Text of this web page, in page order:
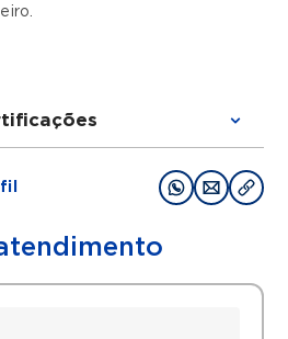
.
Research Institute –
– Inca 2001